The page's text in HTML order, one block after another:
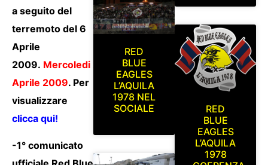
a seguito del
terremoto del 6
Aprile
2009. Mercoledi 22
Aprile 2009. Per
visualizzare
clicca qui!
-1° comunicato
RED
BLUE
EAGLES
L’AQUILA
1978 NEL
SOCIALE
RED
BLUE
EAGLES
L’AQUILA
1978